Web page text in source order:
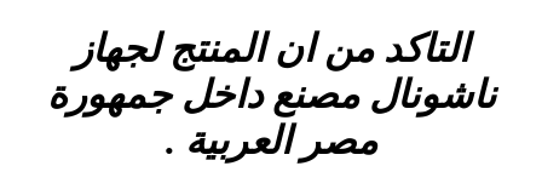
التاكد من ان المنتج لجهاز
ناشونال مصنع داخل جمهورة
مصر العربية .